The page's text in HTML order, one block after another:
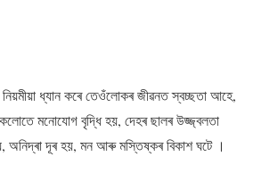
ধ্যান কৰে তেওঁলোকৰ জীৱনত স্বচ্ছতা আহে,
মনোযোগ বৃদ্ধি হয়, দেহৰ ছালৰ উজ্জ্বলতা
অনিদ্ৰা দূৰ হয়, মন আৰু মস্তিষ্কৰ বিকাশ ঘটে ।